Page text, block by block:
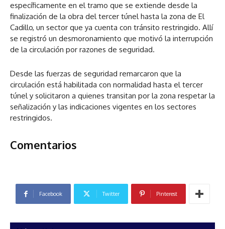
específicamente en el tramo que se extiende desde la
finalización de la obra del tercer túnel hasta la zona de El
Cadillo, un sector que ya cuenta con tránsito restringido. Allí
se registró un desmoronamiento que motivó la interrupción
de la circulación por razones de seguridad.
Desde las fuerzas de seguridad remarcaron que la
circulación está habilitada con normalidad hasta el tercer
túnel y solicitaron a quienes transitan por la zona respetar la
señalización y las indicaciones vigentes en los sectores
restringidos.
Comentarios
Facebook Twitter Pinterest